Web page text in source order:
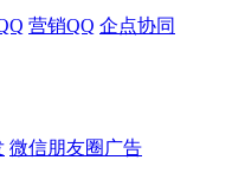
营销QQ 企点协同
微信朋友圈广告